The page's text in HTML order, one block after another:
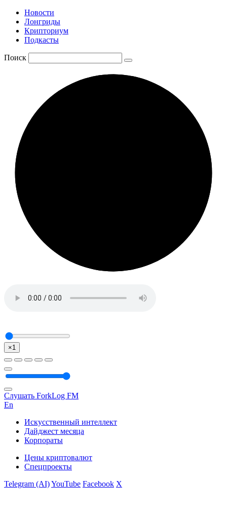
Новости
Лонгриды
Крипториум
Подкасты
Поиск
×1
Слушать ForkLog FM
En
Искусственный интеллект
Дайджест месяца
Корпораты
Цены криптовалют
Спецпроекты
Telegram (AI)YouTube Facebook X